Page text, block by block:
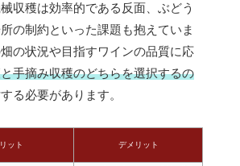
収穫は効率的である反面、ぶどう
の制約といった課題も抱えていま
の状況や目指すワインの品質に応
手摘み収穫のどちらを選択するの
る必要があります。
ット デメリット